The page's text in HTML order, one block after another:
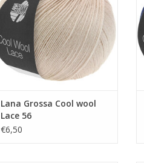
Lana Grossa Cool wool
Lace 56
€6,50